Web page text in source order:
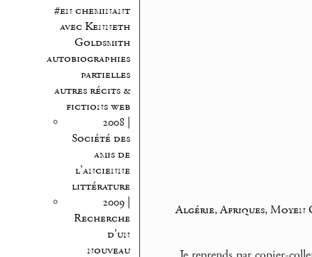
#en cheminant
avec Kenneth
Goldsmith
autobiographies
partielles
autres récits &
fictions web
2008 |
Société des
amis de
l’ancienne
littérature
2009 |
Recherche
d’un
nouveau
Algérie, Afriques, Moyen